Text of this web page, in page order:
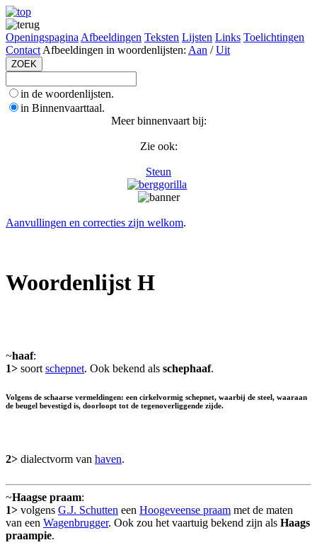
Openingspagina Afbeeldingen Teksten Lijsten Links Toelichtingen
Contact Afbeeldingen in woordenlijsten: Aan /Uit
in de woordenlijsten.
in Binnenvaarttaal.
Meer binnenvaart bij:
Zie ook:
Steun
Aanvullingen en correcties zijn welkom.
Woordenlijst H
~haaf:
1> soort schepnet. Ook bekend als schephaaf.
Volgens de schaarse vermeldingen: een cirkelvormig schepnet, waarbij de steel, waaraan
de beugel bevestigd is, doorloopt tot de tegenoverliggende zijde.
2> dialectvorm van haven.
~Haagse praam:
1> volgens G.J. Schutten een Hoogeveense praam met de maten
van een Wagenbrugger. Ook zou het vaartuig bekend zijn als Haags
praampie.